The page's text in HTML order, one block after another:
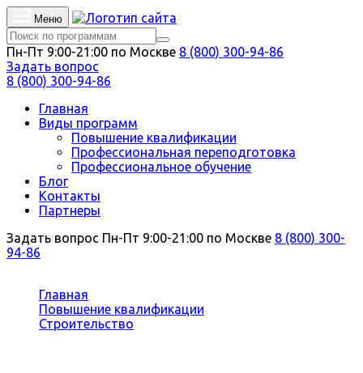
Меню
Пн-Пт 9:00-21:00 по Москве 8 (800) 300-94-86
Задать вопрос
8 (800) 300-94-86
Главная
Виды программ
Повышение квалификации
Профессиональная переподготовка
Профессиональное обучение
Блог
Контакты
Партнеры
Задать вопрос Пн-Пт 9:00-21:00 по Москве 8 (800) 300-
94-86
Главная
Повышение квалификации
Строительство